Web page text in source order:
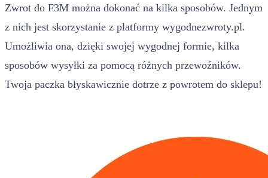
Zwrot do F3M można dokonać na kilka sposobów. Jednym
z nich jest skorzystanie z platformy wygodnezwroty.pl.
Umożliwia ona, dzięki swojej wygodnej formie, kilka
sposobów wysyłki za pomocą różnych przewoźników.
Twoja paczka błyskawicznie dotrze z powrotem do sklepu!